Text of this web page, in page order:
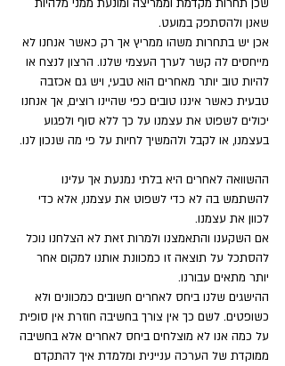
שכן תחרות מקדמת וממריצה ומונעת ממני מלהיות
שאנן ולהסתפק במועט.
אכן יש בתחרות משהו ממריץ אך רק כאשר אנחנו לא
מייחסים לה קשר לערך העצמי שלנו. הרצון לנצח או
להיות טוב יותר מאחרים הוא טבעי, ויש גם אכזבה
טבעית כאשר איננו טובים כפי שהיינו רוצים, אך אנחנו
יכולים לשפוט את עצמנו על כך ללא סוף ולפגוע
בעצמנו, או לקבל ולהמשיך לחיות על פי מה שנכון לנו.
ההשוואה לאחרים היא בלתי נמנעת אך עלינו
להשתמש בה לא כדי לשפוט את עצמנו, אלא כדי
לכוון את עצמנו.
אם השקענו והתאמצנו ולמרות זאת לא הצלחנו נוכל
להסתכל על תוצאה זו כמכוונת אותנו למקום אחר
יותר מתאים עבורנו.
ההישגים שלנו ביחס לאחרים חשובים כמכוונים ולא
כשופטים. לשם כך אין צורך בחשיבה חוזרת אין סופית
על כמה אנו לא מוצלחים ביחס לאחרים אלא בחשיבה
ממוקדת של הערכה עניינית ומלמדת איך להתקדם